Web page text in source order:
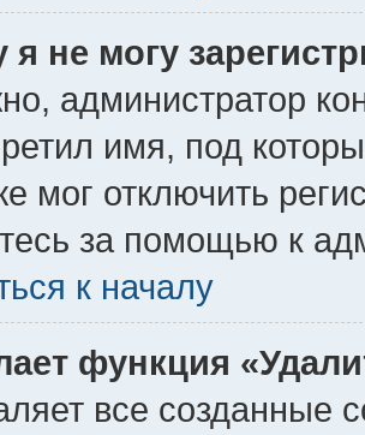
я не могу
администратор
имя, под
мог отключить
за помощью к
к началу
функция
все созданные